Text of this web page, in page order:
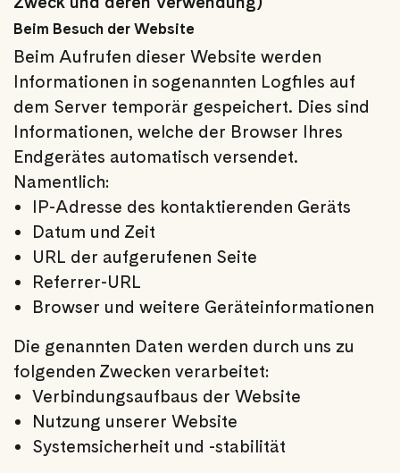
Beim Besuch der Website
Beim Aufrufen dieser Website werden
Informationen in sogenannten Logfiles auf
dem Server temporär gespeichert. Dies sind
Informationen, welche der Browser Ihres
Endgerätes automatisch versendet.
Namentlich:
IP-Adresse des kontaktierenden Geräts
Datum und Zeit
URL der aufgerufenen Seite
Referrer-URL
Browser und weitere Geräteinformationen
Die genannten Daten werden durch uns zu
folgenden Zwecken verarbeitet:
Verbindungsaufbaus der Website
Nutzung unserer Website
Systemsicherheit und -stabilität